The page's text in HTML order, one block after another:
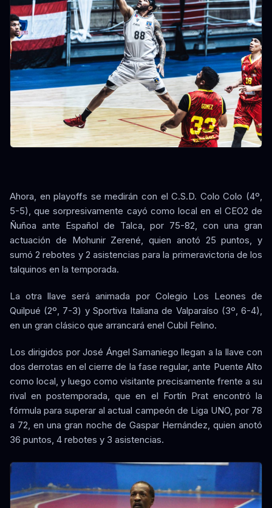
Ahora, en playoffs se medirán con el C.S.D. Colo Colo (4º,
5-5), que sorpresivamente cayó como local en el CEO2 de
Ñuñoa ante Español de Talca, por 75-82, con una gran
actuación de Mohunir Zerené, quien anotó 25 puntos, y
sumó 2 rebotes y 2 asistencias para la primeravictoria de los
talquinos en la temporada.
La otra llave será animada por Colegio Los Leones de
Quilpué (2º, 7-3) y Sportiva Italiana de Valparaíso (3º, 6-4),
en un gran clásico que arrancará enel Cubil Felino.
Los dirigidos por José Ángel Samaniego llegan a la llave con
dos derrotas en el cierre de la fase regular, ante Puente Alto
como local, y luego como visitante precisamente frente a su
rival en postemporada, que en el Fortín Prat encontró la
fórmula para superar al actual campeón de Liga UNO, por 78
a 72, en una gran noche de Gaspar Hernández, quien anotó
36 puntos, 4 rebotes y 3 asistencias.